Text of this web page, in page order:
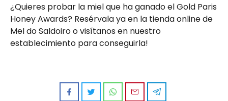
¿Quieres probar la miel que ha ganado el Gold Paris
Honey Awards? Resérvala ya en la tienda online de
Mel do Saldoiroo visítanos en nuestro
establecimiento para conseguirla!